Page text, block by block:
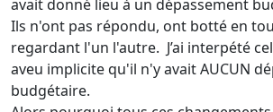
avait donné lieu à un dépassement
Ils n'ont pas répondu, ont botté en
regardant l'un l'autre. J’ai interpété
aveu implicite qu'il n'y avait AUCUN
budgétaire.